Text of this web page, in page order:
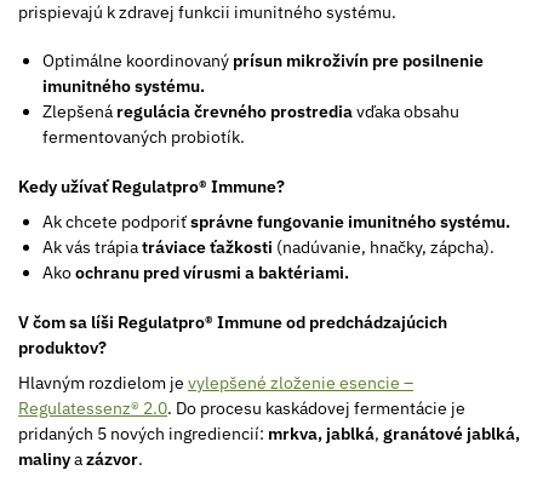
prispievajú k zdravej funkcii imunitného systému.
Optimálne koordinovaný prísun mikroživín pre posilnenie
imunitného systému.
Zlepšená regulácia črevného prostrediavďaka obsahu
fermentovaných probiotík.
Kedy užívať Regulatpro® Immune?
Ak chcete podporiťsprávne fungovanie imunitného systému.
Ak vás trápiatráviace ťažkosti (nadúvanie, hnačky, zápcha).
Akoochranu pred vírusmi a baktériami.
V čom sa líši Regulatpro® Immune od predchádzajúcich
produktov?
Hlavným rozdielom je vylepšené zloženie esencie –
Regulatessenz® 2.0. Do procesu kaskádovej fermentácie je
pridaných 5 nových ingrediencií: mrkva, jablká, granátové jablká,
malinyazázvor.